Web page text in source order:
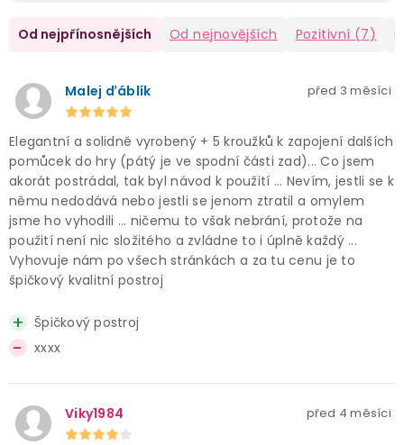
Od nejpřínosnějších Od nejnovějších Pozitivní (7)
Malej ďáblík před 3 měsíci
Elegantní a solidně vyrobený + 5 kroužků k zapojení dalších
pomůcek do hry (pátý je ve spodní části zad)... Co jsem
akorát postrádal, tak byl návod k použití ... Nevím, jestli se k
němu nedodává nebo jestli se jenom ztratil a omylem
jsme ho vyhodili ... ničemu to však nebrání, protože na
použití není nic složitého a zvládne to i úplně každý ...
Vyhovuje nám po všech stránkách a za tu cenu je to
špičkový kvalitní postroj
Špičkový postroj
xxxx
Viky1984 před 4 měsíci